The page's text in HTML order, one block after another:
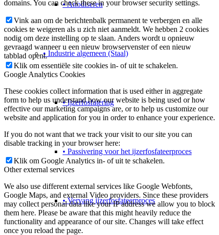
• Anodiseren
• Industrie algemeen (Staal)
• Ijzerfosfatering
• Passivering voor het ijzerfosfateerproces
• Vervang ijzerfosfateerproces
domains. You can check these in your browser security settings.
Vink aan om de berichtenbalk permanent te verbergen en alle
cookies te weigeren als u zich niet aanmeldt. We hebben 2 cookies
nodig om deze instelling op te slaan. Anders wordt u opnieuw
gevraagd wanneer u een nieuw browservenster of een nieuw
tabblad opent.
Klik om essentiële site cookies in- of uit te schakelen.
Google Analytics Cookies
These cookies collect information that is used either in aggregate
form to help us understand how our website is being used or how
effective our marketing campaigns are, or to help us customize our
website and application for you in order to enhance your experience.
If you do not want that we track your visit to our site you can
disable tracking in your browser here:
Klik om Google Analytics in- of uit te schakelen.
Other external services
We also use different external services like Google Webfonts,
Google Maps, and external Video providers. Since these providers
may collect personal data like your IP address we allow you to block
them here. Please be aware that this might heavily reduce the
functionality and appearance of our site. Changes will take effect
once you reload the page.